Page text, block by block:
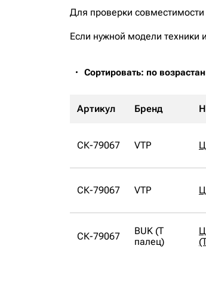
Для проверки
Если нужной модели техники
Сортировать: по
Артикул Бренд
СК-79067 VTP
СК-79067 VTP
СК-79067
BUK (Т
палец)